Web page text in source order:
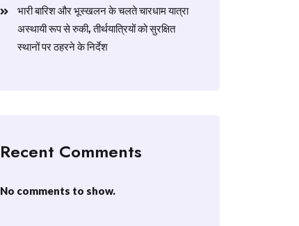
​भारी बारिश और भूस्खलन के चलते चारधाम यात्रा
अस्थायी रूप से रुकी, तीर्थयात्रियों को सुरक्षित
स्थानों पर ठहरने के निर्देश
Recent Comments
No comments to show.